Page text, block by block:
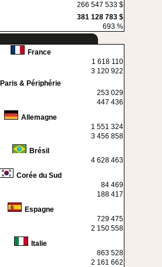
266 547 533 $
381 128 783 $
693 %
France
1 618 110
3 120 922
Paris & Périphérie
253 029
447 436
Allemagne
1 551 324
3 456 858
Brésil
4 628 463
Corée du Sud
84 469
188 417
Espagne
729 475
2 150 558
Italie
863 528
2 161 662